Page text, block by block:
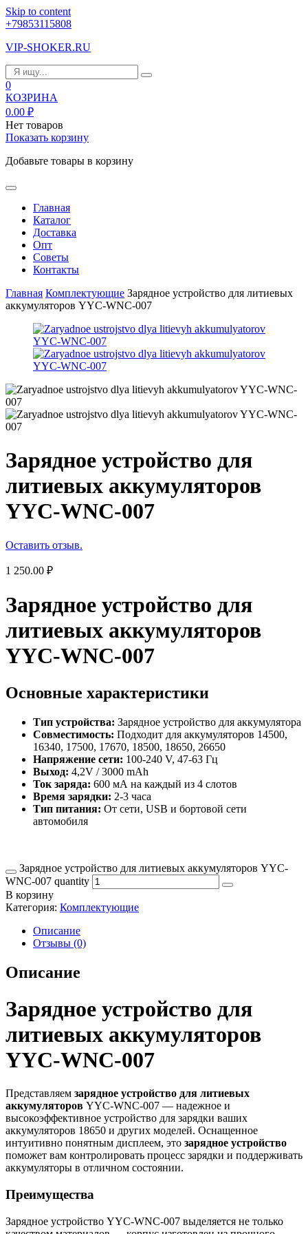
Skip to content
+79853115808
VIP-SHOKER.RU
0
КОЗРИНА
0.00 ₽
Нет товаров
Показать корзину
Добавьте товары в корзину
Главная
Каталог
Доставка
Опт
Советы
Контакты
Главная Комплектующие Зарядное устройство для литиевых
аккумуляторов YYC-WNC-007
Зарядное устройство для
литиевых аккумуляторов
YYC-WNC-007
Оставить отзыв.
1 250.00 ₽
Зарядное устройство для
литиевых аккумуляторов
YYC-WNC-007
Основные характеристики
Тип устройства: Зарядное устройство для аккумулятора
Совместимость: Подходит для аккумуляторов 14500,
16340, 17500, 17670, 18500, 18650, 26650
Напряжение сети: 100-240 V, 47-63 Гц
Выход: 4,2V / 3000 mAh
Ток заряда: 600 мА на каждый из 4 слотов
Время зарядки: 2-3 часа
Тип питания: От сети, USB и бортовой сети
автомобиля
Зарядное устройство для литиевых аккумуляторов YYC-
WNC-007 quantity
В корзину
Категория: Комплектующие
Описание
Отзывы (0)
Описание
Зарядное устройство для
литиевых аккумуляторов
YYC-WNC-007
Представляем зарядное устройство для литиевых
аккумуляторов YYC-WNC-007 — надежное и
высокоэффективное устройство для зарядки ваших
аккумуляторов 18650 и других моделей. Оснащенное
интуитивно понятным дисплеем, это зарядное устройство
поможет вам контролировать процесс зарядки и поддерживать
аккумуляторы в отличном состоянии.
Преимущества
Зарядное устройство YYC-WNC-007 выделяется не только